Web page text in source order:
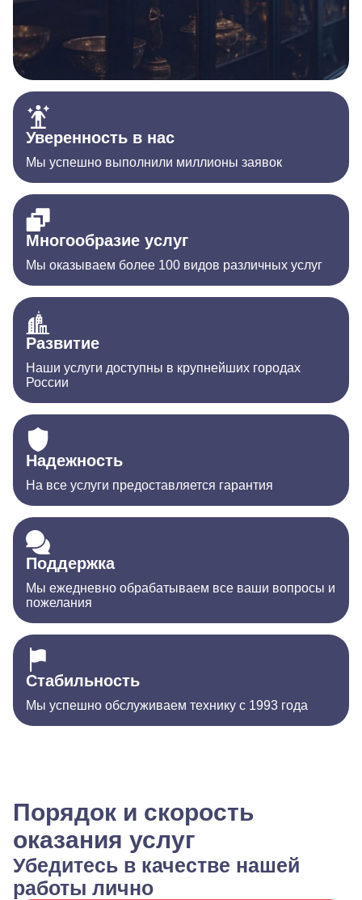
Уверенность в нас
Мы успешно выполнили миллионы заявок
Многообразие услуг
Мы оказываем более 100 видов различных услуг
Развитие
Наши услуги доступны в крупнейших городах
России
Надежность
На все услуги предоставляется гарантия
Поддержка
Мы ежедневно обрабатываем все ваши вопросы и
пожелания
Стабильность
Мы успешно обслуживаем технику с 1993 года
Порядок и скорость
оказания услуг
Убедитесь в качестве нашей
работы лично